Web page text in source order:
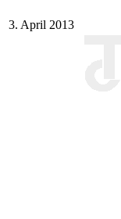
3. April 2013